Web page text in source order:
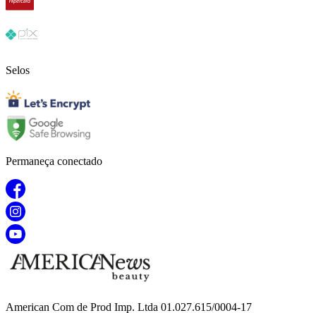
Selos
Permaneça conectado
American Com de Prod Imp. Ltda 01.027.615/0004-17